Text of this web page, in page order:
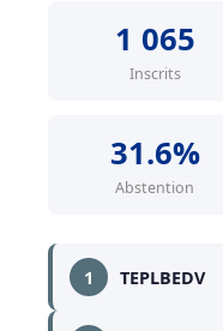
1 065
Inscrits
31.6%
Abstention
1 TEPLBEDV